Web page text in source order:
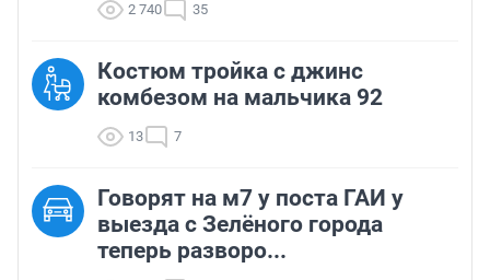
2 740 35
Костюм тройка с джинс
комбезом на мальчика 92
13 7
Говорят на м7 у поста ГАИ у
выезда с Зелёного города
теперь разворо...